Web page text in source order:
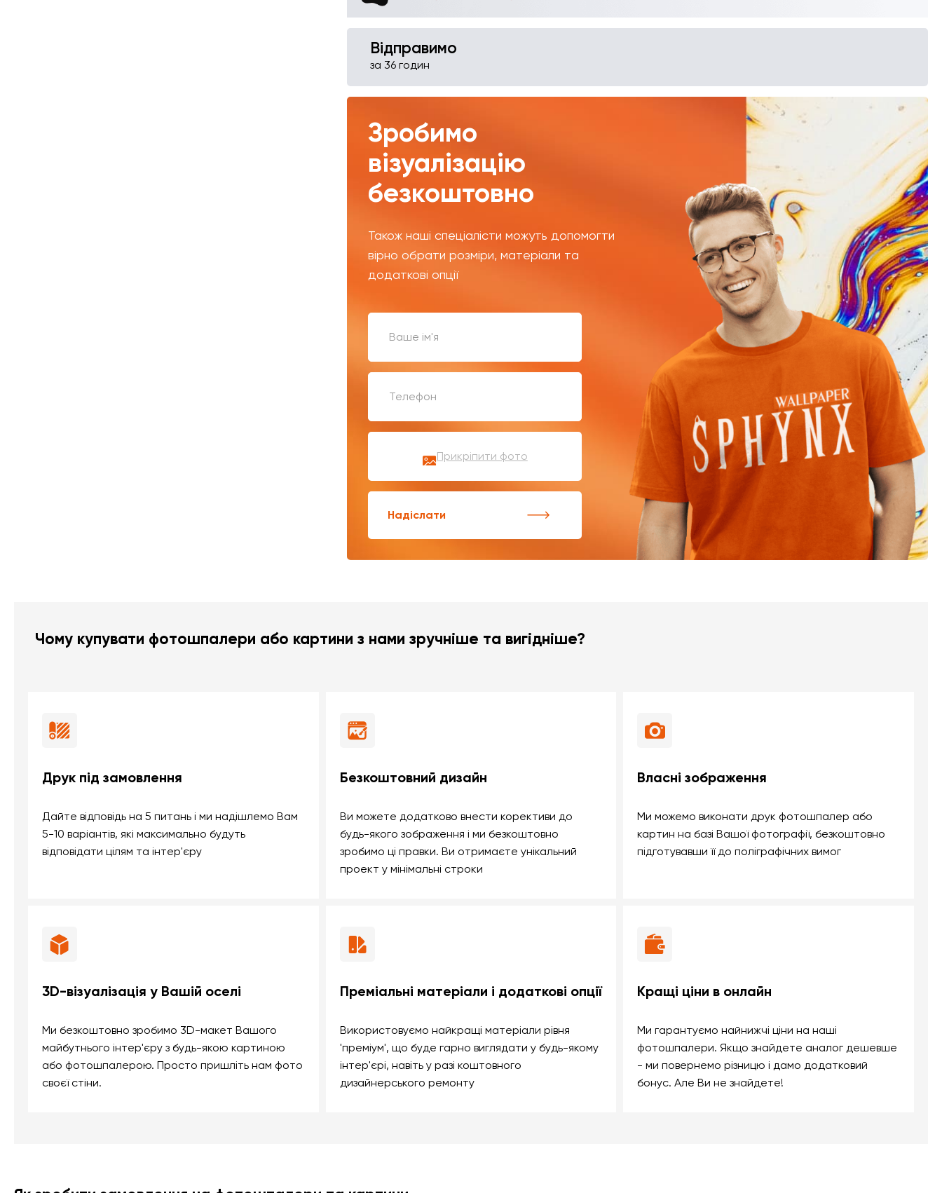
Відправимо
за 36 годин
Зробимо
візуалізацію
безкоштовно
Також наші спеціалісти можуть допомогти
вірно обрати розміри, матеріали та
додаткові опції
Прикріпити фото
Надіслати
Чому купувати фотошпалери або картини з нами зручніше та вигідніше?
Друк під замовлення
Дайте відповідь на 5 питань і ми надішлемо Вам
5-10 варіантів, які максимально будуть
відповідати цілям та інтер'єру
Безкоштовний дизайн
Ви можете додатково внести корективи до
будь-якого зображення і ми безкоштовно
зробимо ці правки. Ви отримаєте унікальний
проект у мінімальні строки
Власні зображення
Ми можемо виконати друк фотошпалер або
картин на базі Вашої фотографії, безкоштовно
підготувавши її до поліграфічних вимог
3D-візуалізація у Вашій оселі
Ми безкоштовно зробимо 3D-макет Вашого
майбутнього інтер'єру з будь-якою картиною
або фотошпалерою. Просто пришліть нам фото
своєї стіни.
Преміальні матеріали і додаткові опції
Використовуємо найкращі матеріали рівня
'преміум', що буде гарно виглядати у будь-якому
інтер'єрі, навіть у разі коштовного
дизайнерського ремонту
Кращі ціни в онлайн
Ми гарантуємо найнижчі ціни на наші
фотошпалери. Якщо знайдете аналог дешевше
- ми повернемо різницю і дамо додатковий
бонус. Але Ви не знайдете!